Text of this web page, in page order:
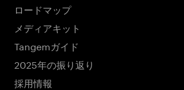
ロードマップ
メディアキット
Tangemガイド
2025年の振り返り
採用情報